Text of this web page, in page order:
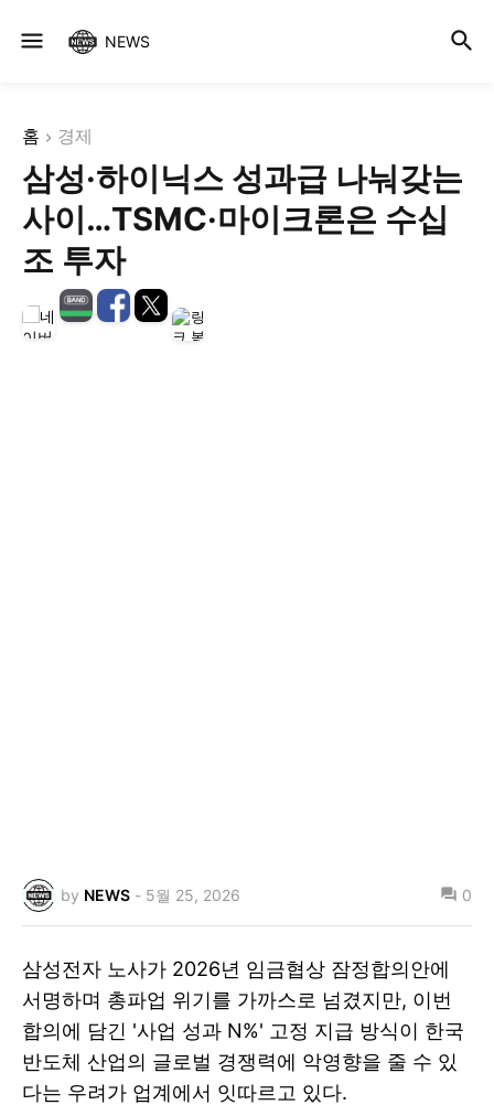
NEWS
홈 경제
삼성·하이닉스 성과급 나눠갖는
사이…TSMC·마이크론은 수십
조 투자
by NEWS - 5월 25, 2026 0
삼성전자 노사가 2026년 임금협상 잠정합의안에
서명하며 총파업 위기를 가까스로 넘겼지만, 이번
합의에 담긴 '사업 성과 N%' 고정 지급 방식이 한국
반도체 산업의 글로벌 경쟁력에 악영향을 줄 수 있
다는 우려가 업계에서 잇따르고 있다.